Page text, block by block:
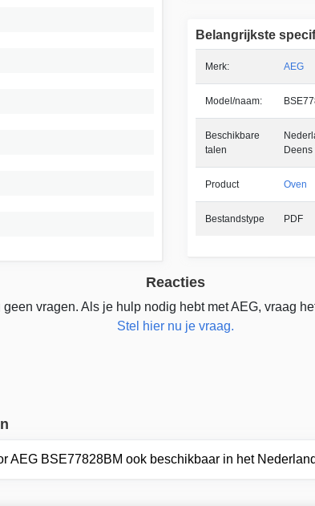
Belangrijkste
Merk: AEG
Model/naam:
Beschikbare
talen
Deens
Product Oven
Bestandstype PDF
Reacties
vragen. Als je hulp nodig hebt met AEG, vraag
Stel hier nu je vraag.
AEG BSE77828BM ook beschikbaar in het